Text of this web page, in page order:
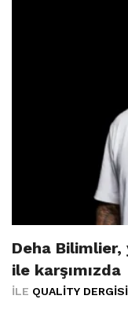
Deha Bilimlier,
ile karşımızda
İLE QUALITY DERGISI